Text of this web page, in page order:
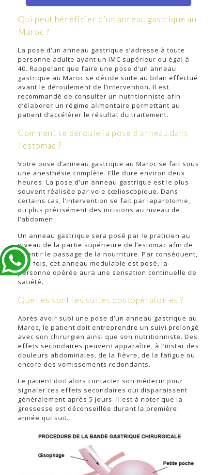
Qui peut bénéficier d’un anneau gastrique au
Maroc ?
La pose d’un anneau gastrique s’adresse à toute
personne adulte ayant un IMC supérieur ou égal à
40. Rappelant que faire une pose d’un anneau
gastrique au Maroc se décide suite au bilan effectué
avant le déroulement de l’intervention. Il est
recommandé de consulter un nutritionniste afin
d’élaborer un régime alimentaire permettant au
patient d’accélérer le résultat du traitement.
Comment se déroule la pose d’anneau dans
l’estomac ?
Votre pose d’anneau gastrique au Maroc se fait sous
une anesthésie complète. Elle dure environ deux
heures. La pose d’un anneau gastrique est le plus
souvent réalisée par voie cœlioscopique. Dans
certains cas, l’intervention se fait par laparotomie,
ou plus précisément des incisions au niveau de
l’abdomen.
Un anneau gastrique sera posé par le praticien au
niveau de la partie supérieure de l’estomac afin de
ralentir le passage de la nourriture. Par conséquent,
une fois, cet anneau modulable est posé, la
personne opérée aura une sensation continuelle de
satiété.
Quelles sont les suites postopératoires ?
Après avoir subi une pose d’un anneau gastrique au
Maroc, le patient doit entreprendre un suivi prolongé
avec son chirurgien ainsi que son nutritionniste. Des
effets secondaires peuvent apparaître, à l’instar des
douleurs abdominales, de la fièvre, de la fatigue ou
encore des vomissements redondants.
Le patient doit alors contacter son médecin pour
signaler ces effets secondaires qui disparaissent
généralement après 5 jours. Il est à noter que la
grossesse est déconseillée durant la première
année qui suit.